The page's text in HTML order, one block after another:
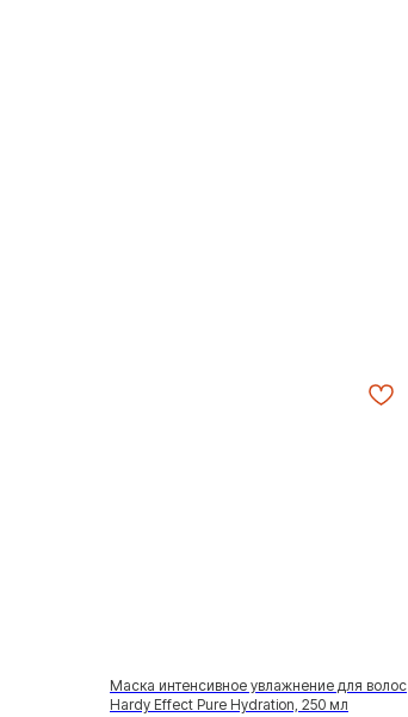
Маска интенсивное увлажнение для волос
Hardy Effect Pure Hydration, 250 мл